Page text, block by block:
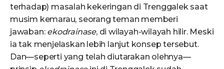
terhadap) masalah kekeringan di Trenggalek saat
musim kemarau, seorang teman memberi
jawaban: ekodrainase, di wilayah-wilayah hilir. Meski
ia tak menjelaskan lebih lanjut konsep tersebut.
Dan—seperti yang telah diutarakan olehnya—